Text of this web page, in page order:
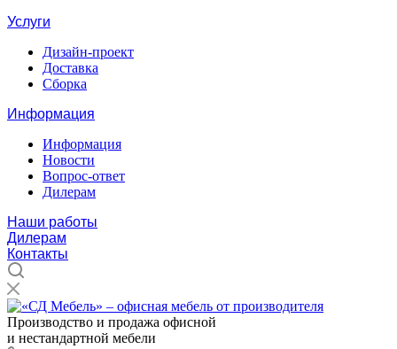
Услуги
Дизайн-проект
Доставка
Сборка
Информация
Информация
Новости
Вопрос-ответ
Дилерам
Наши работы
Дилерам
Контакты
Производство и продажа офисной
и нестандартной мебели